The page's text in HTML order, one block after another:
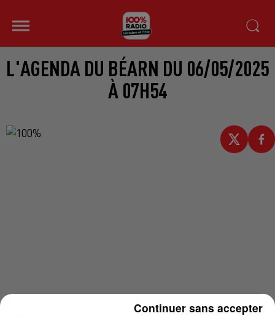
L'AGENDA DU BÉARN DU 06/05/2025
À 07H54
Continuer sans accepter